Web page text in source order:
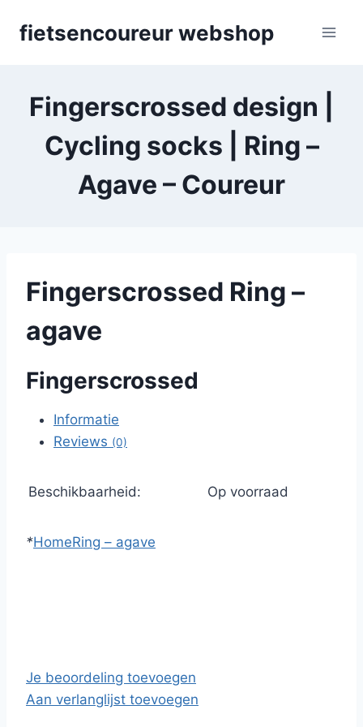
fietsencoureur webshop
Fingerscrossed design |
Cycling socks | Ring –
Agave – Coureur
Fingerscrossed Ring –
agave
Fingerscrossed
Informatie
Reviews (0)
Beschikbaarheid: Op voorraad
*HomeRing – agave
Je beoordeling toevoegen
Aan verlanglijst toevoegen